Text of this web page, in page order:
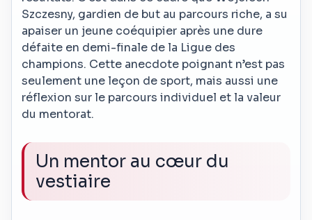
Szczesny, gardien de but au parcours riche, a su
apaiser un jeune coéquipier après une dure
défaite en demi-finale de la Ligue des
champions. Cette anecdote poignant n’est pas
seulement une leçon de sport, mais aussi une
réflexion sur le parcours individuel et la valeur
du mentorat.
Un mentor au cœur du
vestiaire